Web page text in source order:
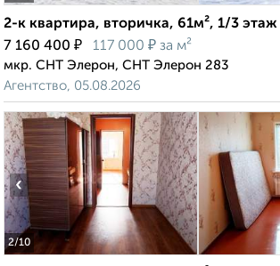
2-к квартира, вторичка, 61м², 1/3 этаж
7 160 400 ₽ 117 000 ₽ за м²
мкр. СНТ Элерон, СНТ Элерон 283
Агентство, 05.08.2026
2/10
‹